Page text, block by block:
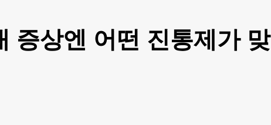
상엔 어떤 진통제가 맞